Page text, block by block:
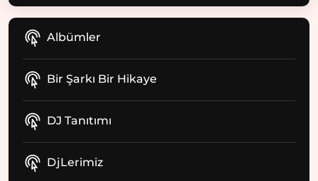
Albümler
Bir Şarkı Bir Hikaye
DJ Tanıtımı
DjLerimiz